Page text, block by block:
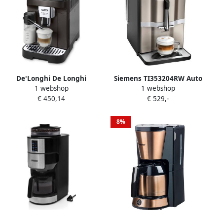
De'Longhi De Longhi
Magnifica ECAM293.61.BW
Half automatisch
1 webshop
€ 450,14
Siemens TI353204RW Auto
EQ.300 Expression Machine
1300W 15 repen 5 dranken
1 webshop
€ 529,-
8%